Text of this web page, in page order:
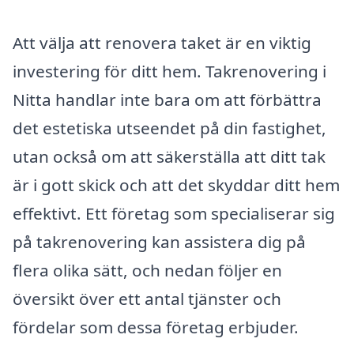
Att välja att renovera taket är en viktig
investering för ditt hem. Takrenovering i
Nitta handlar inte bara om att förbättra
det estetiska utseendet på din fastighet,
utan också om att säkerställa att ditt tak
är i gott skick och att det skyddar ditt hem
effektivt. Ett företag som specialiserar sig
på takrenovering kan assistera dig på
flera olika sätt, och nedan följer en
översikt över ett antal tjänster och
fördelar som dessa företag erbjuder.